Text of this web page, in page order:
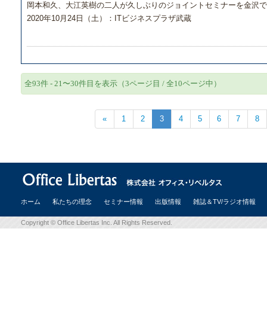
岡本和久、大江英樹の二人が久しぶりのジョイントセミナーを金沢
2020年10月24日（土）：ITビジネスプラザ武蔵
全93件 - 21〜30件目を表示（3ページ目 / 全10ページ中）
« 1 2 3 4 5 6 7 8
ホーム 私たちの理念 セミナー情報 出版情報 雑誌＆TV/ラジオ情報
Copyright © Office Libertas Inc. All Rights Reserved.